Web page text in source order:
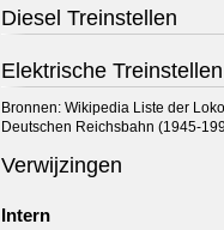
Diesel Treinstellen
Elektrische Treinstellen
Bronnen: Wikipedia Liste der
Deutschen Reichsbahn (1945-
Verwijzingen
Intern